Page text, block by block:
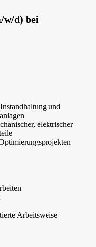
w/d) bei
und
elektrischer
Arbeitsweise